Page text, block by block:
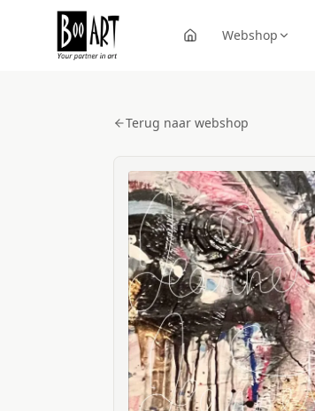
Webshop
Terug naar webshop